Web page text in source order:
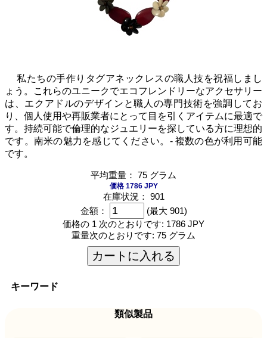
私たちの手作りタグアネックレスの職人技を祝福しまし
ょう。これらのユニークでエコフレンドリーなアクセサリー
は、エクアドルのデザインと職人の専門技術を強調してお
り、個人使用や再販業者にとって目を引くアイテムに最適で
す。持続可能で倫理的なジュエリーを探している方に理想的
です。南米の魅力を感じてください。- 複数の色が利用可能
です。
平均重量： 75 グラム
価格 1786 JPY
在庫状況： 901
金額：
(最大 901)
価格の 1 次のとおりです: 1786 JPY
重量次のとおりです: 75 グラム
カートに入れる
キーワード
類似製品